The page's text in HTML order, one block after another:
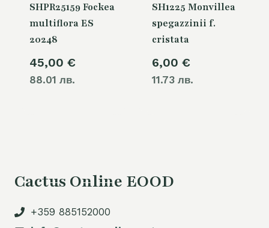
SHPR25159 Fockea
multiflora ES
20248
45,00 €
88.01 лв.
SH1225 Monvillea
spegazzinii f.
cristata
6,00 €
11.73 лв.
Cactus Online EOOD
+359 885152000